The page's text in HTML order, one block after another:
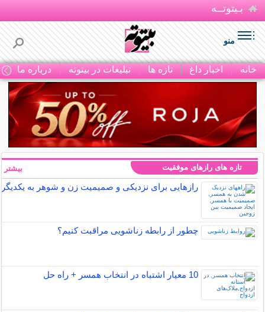
بـیتوتــه
منو
خانه اخبار داغ تازه ها تبلیغات در بیتوته درباره ما
تازه های رازهای موفقیت
رازهایی برای نزدیکی و صمیمیت زن و شوهر به یکدیگر
چطور از رابطه زناشویی مراقبت کنیم؟
10 معیار اشتباه در انتخاب همسر + راه حل
بیشتر